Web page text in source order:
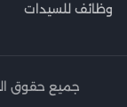
وظائف للسيدات
جميع حقوق